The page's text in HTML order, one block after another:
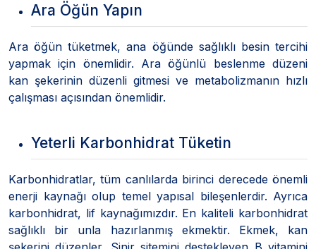
Ara Öğün Yapın
Ara öğün tüketmek, ana öğünde sağlıklı besin tercihi
yapmak için önemlidir. Ara öğünlü beslenme düzeni
kan şekerinin düzenli gitmesi ve metabolizmanın hızlı
çalışması açısından önemlidir.
Yeterli Karbonhidrat Tüketin
Karbonhidratlar, tüm canlılarda birinci derecede önemli
enerji kaynağı olup temel yapısal bileşenlerdir. Ayrıca
karbonhidrat, lif kaynağımızdır. En kaliteli karbonhidrat
sağlıklı bir unla hazırlanmış ekmektir. Ekmek, kan